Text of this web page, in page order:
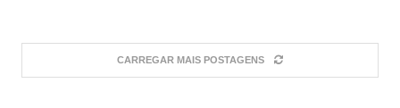
CARREGAR MAIS POSTAGENS